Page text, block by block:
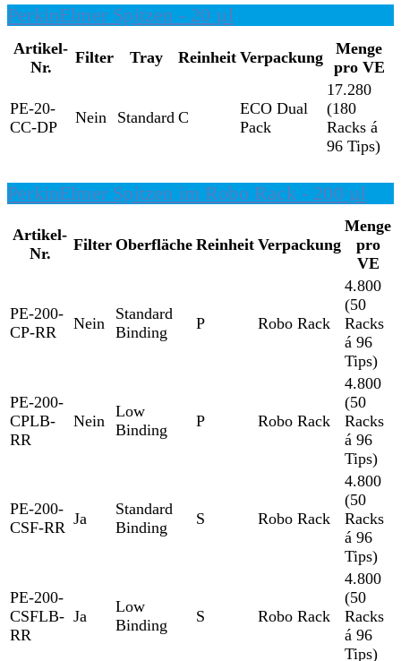
PerkinElmer Spitzen - 20 µl
Artikel-
Nr.
Filter Tray Reinheit Verpackung
Menge
pro VE
PE-20-
CC-DP
Nein Standard C
ECO Dual
Pack
17.280
(180
Racks á
96 Tips)
PerkinElmer Spitzen im Robo Rack - 200 µl
Artikel-
Nr.
Filter Oberfläche Reinheit Verpackung
Menge
pro
VE
PE-200-
CP-RR
Nein
Standard
Binding
P Robo Rack
4.800
(50
Racks
á 96
Tips)
PE-200-
CPLB-
RR
Nein
Low
Binding
P Robo Rack
4.800
(50
Racks
á 96
Tips)
PE-200-
CSF-RR Ja
Standard
Binding
S Robo Rack
4.800
(50
Racks
á 96
Tips)
PE-200-
CSFLB-
RR
Ja
Low
Binding
S Robo Rack
4.800
(50
Racks
á 96
Tips)